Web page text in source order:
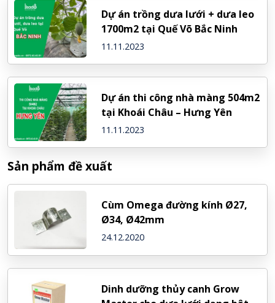
Dự án trồng dưa lưới + dưa leo
1700m2 tại Quế Võ Bắc Ninh
11.11.2023
Dự án thi công nhà màng 504m2
tại Khoái Châu – Hưng Yên
11.11.2023
Sản phẩm đề xuất
Cùm Omega đường kính Ø27,
Ø34, Ø42mm
24.12.2020
Dinh dưỡng thủy canh Grow